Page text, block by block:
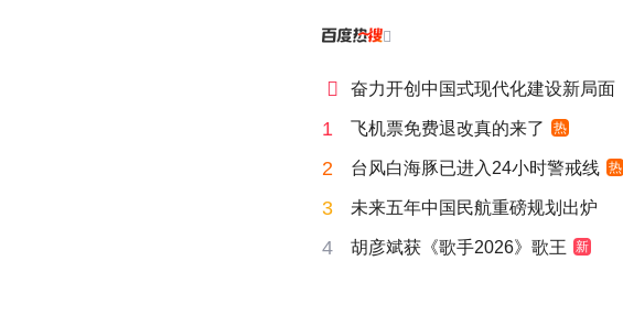

 奋力开创中国式现代化建设新局面
1 飞机票免费退改真的来了 热
2 台风白海豚已进入24小时警戒线 热
3 未来五年中国民航重磅规划出炉
4 胡彦斌获《歌手2026》歌王 新